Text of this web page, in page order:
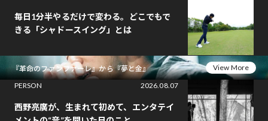
毎日1分半やるだけで変わる。どこでもで
きる「シャドースイング」とは
『革命のファンファーレ』から『夢と金』
View More
PERSON
2026.08.07
西野亮廣が、生まれて初めて、エンタテイ